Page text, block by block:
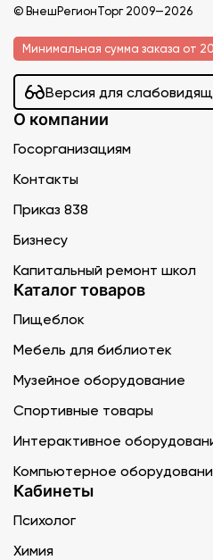
© ВнешРегионТорг 2009—2026
Минимальная сумма заказа от
Версия для
О компании
Госорганизациям
Контакты
Приказ 838
Бизнесу
Капитальный ремонт школ
Каталог товаров
Пищеблок
Мебель для библиотек
Музейное оборудование
Спортивные товары
Интерактивное
Компьютерное
Кабинеты
Психолог
Химия